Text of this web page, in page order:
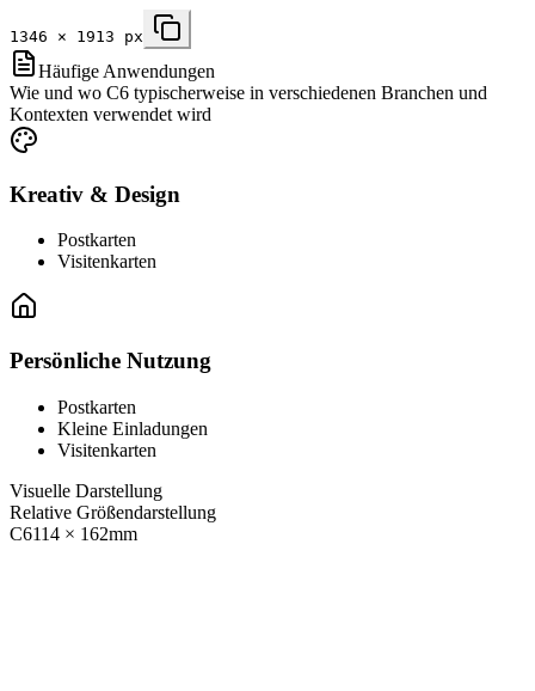
1346 × 1913 px
Häufige Anwendungen
Wie und wo C6 typischerweise in verschiedenen Branchen und
Kontexten verwendet wird
Kreativ & Design
Postkarten
Visitenkarten
Persönliche Nutzung
Postkarten
Kleine Einladungen
Visitenkarten
Visuelle Darstellung
Relative Größendarstellung
C6114 × 162mm